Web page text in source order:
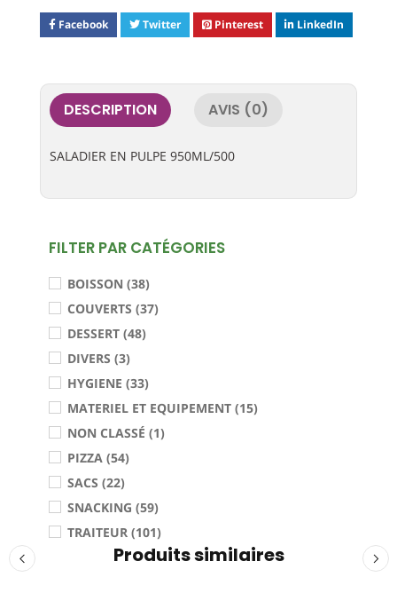
FILTER PAR CATÉGORIES
BOISSON (38)
COUVERTS (37)
DESSERT (48)
DIVERS (3)
HYGIENE (33)
MATERIEL ET EQUIPEMENT (15)
NON CLASSÉ (1)
PIZZA (54)
SACS (22)
SNACKING (59)
TRAITEUR (101)
Facebook Twitter Pinterest LinkedIn
DESCRIPTION AVIS (0)
SALADIER EN PULPE 950ML/500
Produits similaires